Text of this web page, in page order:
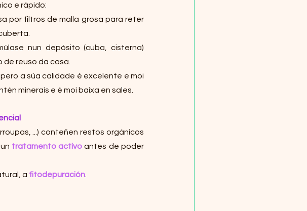
e rápido:
por filtros de malla grosa para reter
nun depósito (cuba, cisterna)
reuso da casa.
a súa calidade é excelente e moi
minerais e é moi baixa en sales.
...) conteñen restos orgánicos
tratamento activo antes de poder
a fitodepuración